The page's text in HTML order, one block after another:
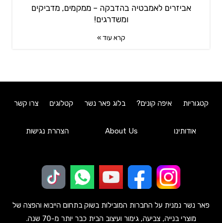
אביזרים לאמבטיה בהדבקה – ממקמים, מדביקים
ומשדרגים!
קרא עוד »
קטגוריות איפה קונים? בלוג פאר נשר קטלוגים צרו קשר
אודותינו About Us הצהרת נגישות
פאר נשר נמנית על החברות המובילות בשוק בתחום הייבוא והפצה של
מוצרי בנייה, צביעה, גימור ועיצוב הבית כבר יותר מ-70 שנה.